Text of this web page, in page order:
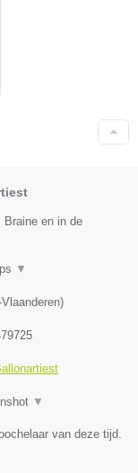
en in de
▼
)
▼
van deze tijd.